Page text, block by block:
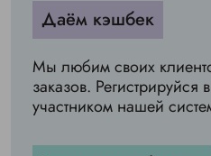
Даём кэшбек
Мы любим своих
заказов. Регистрируйся
участником нашей